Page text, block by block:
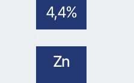
4,4%
Zn